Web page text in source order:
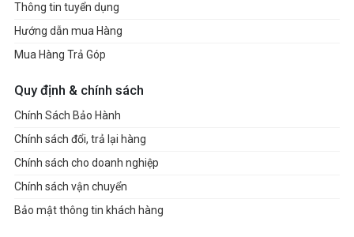
Thông tin tuyển dụng
Hướng dẫn mua Hàng
Mua Hàng Trả Góp
Quy định & chính sách
Chính Sách Bảo Hành
Chính sách đổi, trả lại hàng
Chính sách cho doanh nghiệp
Chính sách vận chuyển
Bảo mật thông tin khách hàng